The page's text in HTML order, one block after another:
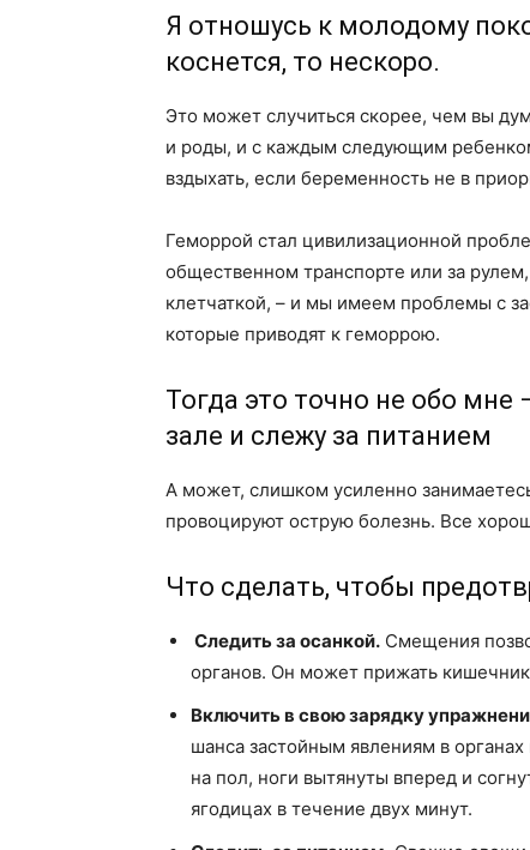
Я отношусь к молодому
коснется, то нескоро.
Это может случиться скорее, чем вы
и роды, и с каждым следующим
вздыхать, если беременность не в
Геморрой стал цивилизационной
общественном транспорте или за
клетчаткой, – и мы имеем проблемы с
которые приводят к геморрою.
Тогда это точно не обо
зале и слежу за питанием
А может, слишком усиленно
провоцируют острую болезнь. Все
Что сделать, чтобы
Следить за осанкой. Смещения
органов. Он может прижать
Включить в свою зарядку
шанса застойным явлениям в
на пол, ноги вытянуты вперед и
ягодицах в течение двух минут.